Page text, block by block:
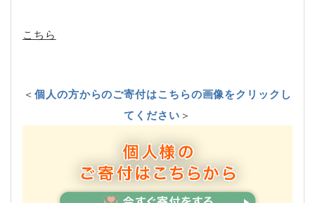
こちら
＜個人の方からのご寄付はこちらの画像をクリックし
てください＞